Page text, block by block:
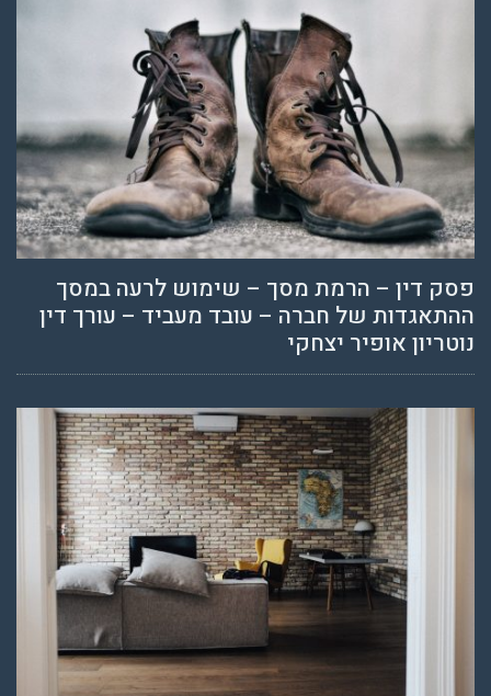
פסק דין – הרמת מסך – שימוש לרעה במסך
ההתאגדות של חברה – עובד מעביד – עורך דין
נוטריון אופיר יצחקי